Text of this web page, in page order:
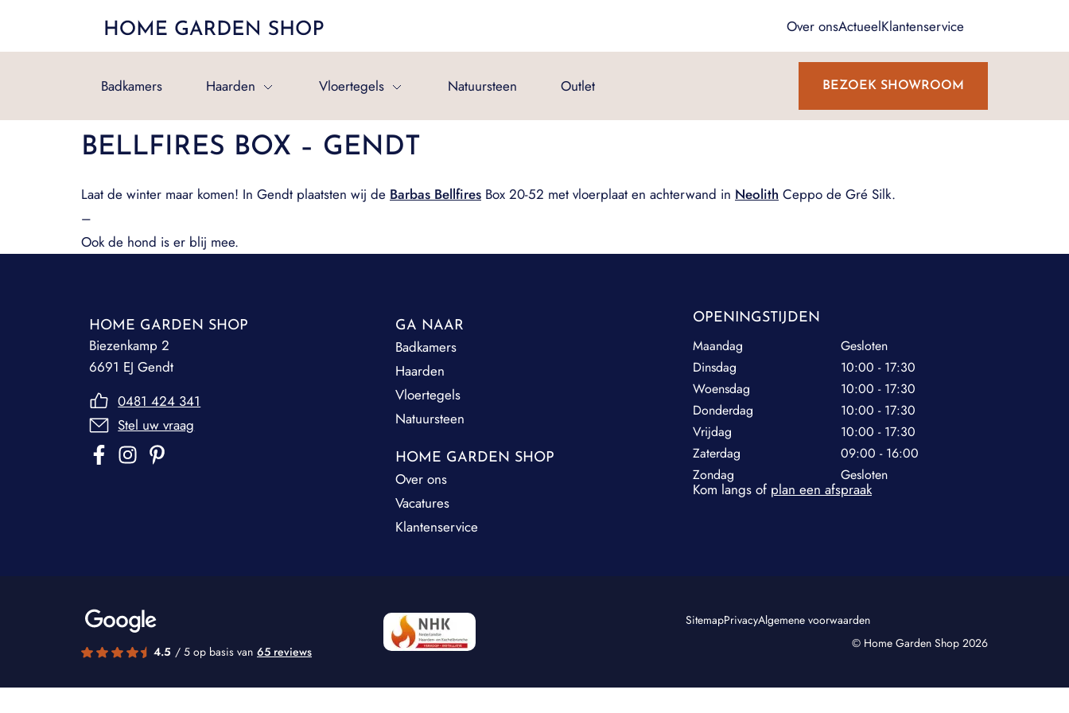
Over onsActueelKlantenservice
Badkamers Haarden Vloertegels Natuursteen Outlet BEZOEK SHOWROOM
BELLFIRES BOX – GENDT
Laat de winter maar komen! In Gendt plaatsten wij de Barbas Bellfires Box 20-52 met vloerplaat en achterwand in Neolith Ceppo de Gré Silk.
–
Ook de hond is er blij mee.
HOME GARDEN SHOP
Biezenkamp 2
6691 EJ Gendt
0481 424 341
Stel uw vraag
GA NAAR
Badkamers
Haarden
Vloertegels
Natuursteen
HOME GARDEN SHOP
Over ons
Vacatures
Klantenservice
OPENINGSTIJDEN
Maandag
Gesloten
Dinsdag
10:00 - 17:30
Woensdag
10:00 - 17:30
Donderdag
10:00 - 17:30
Vrijdag
10:00 - 17:30
Zaterdag
09:00 - 16:00
Zondag
Gesloten
Kom langs of plan een afspraak
4.5 / 5 op basis van 65 reviews
SitemapPrivacyAlgemene voorwaarden
© Home Garden Shop 2026